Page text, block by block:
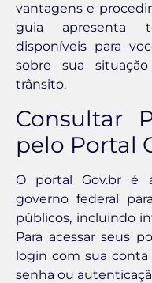
vantagens e
guia apresenta
disponíveis para
sobre sua
trânsito.
Consultar
pelo Portal
O portal Gov.br é
governo federal
públicos, incluindo
Para acessar seus
login com sua conta
senha ou